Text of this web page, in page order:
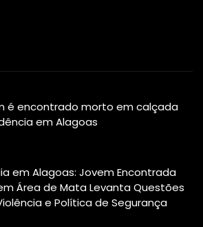
é encontrado morto em calçada
em Alagoas
em Alagoas: Jovem Encontrada
Área de Mata Levanta Questões
e Política de Segurança